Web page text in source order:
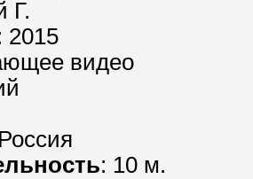
Г.
2015
видео
: 10 м.